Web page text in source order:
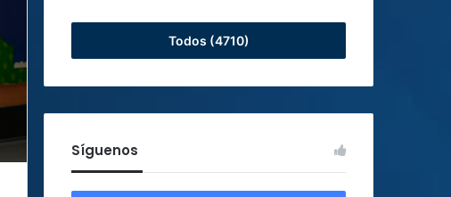
Todos (4710)
Síguenos